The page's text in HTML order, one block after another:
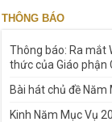
THÔNG BÁO
Thông báo: Ra mắt
thức của Giáo phận
Bài hát chủ đề Năm
Kinh Năm Mục Vụ